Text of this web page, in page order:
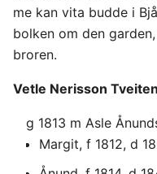
me kan vita budde i
bolken om den
broren.
Vetle Nerisson Tveiten
g 1813 m Asle
Margit, f 1812, d